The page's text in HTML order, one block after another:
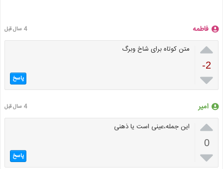
فاطمه 4 سال قبل

-2

متن کوتاه برای شاخ وبرگ
پاسخ
امیر 4 سال قبل

0

این جمله،عینی است یا ذهنی
پاسخ